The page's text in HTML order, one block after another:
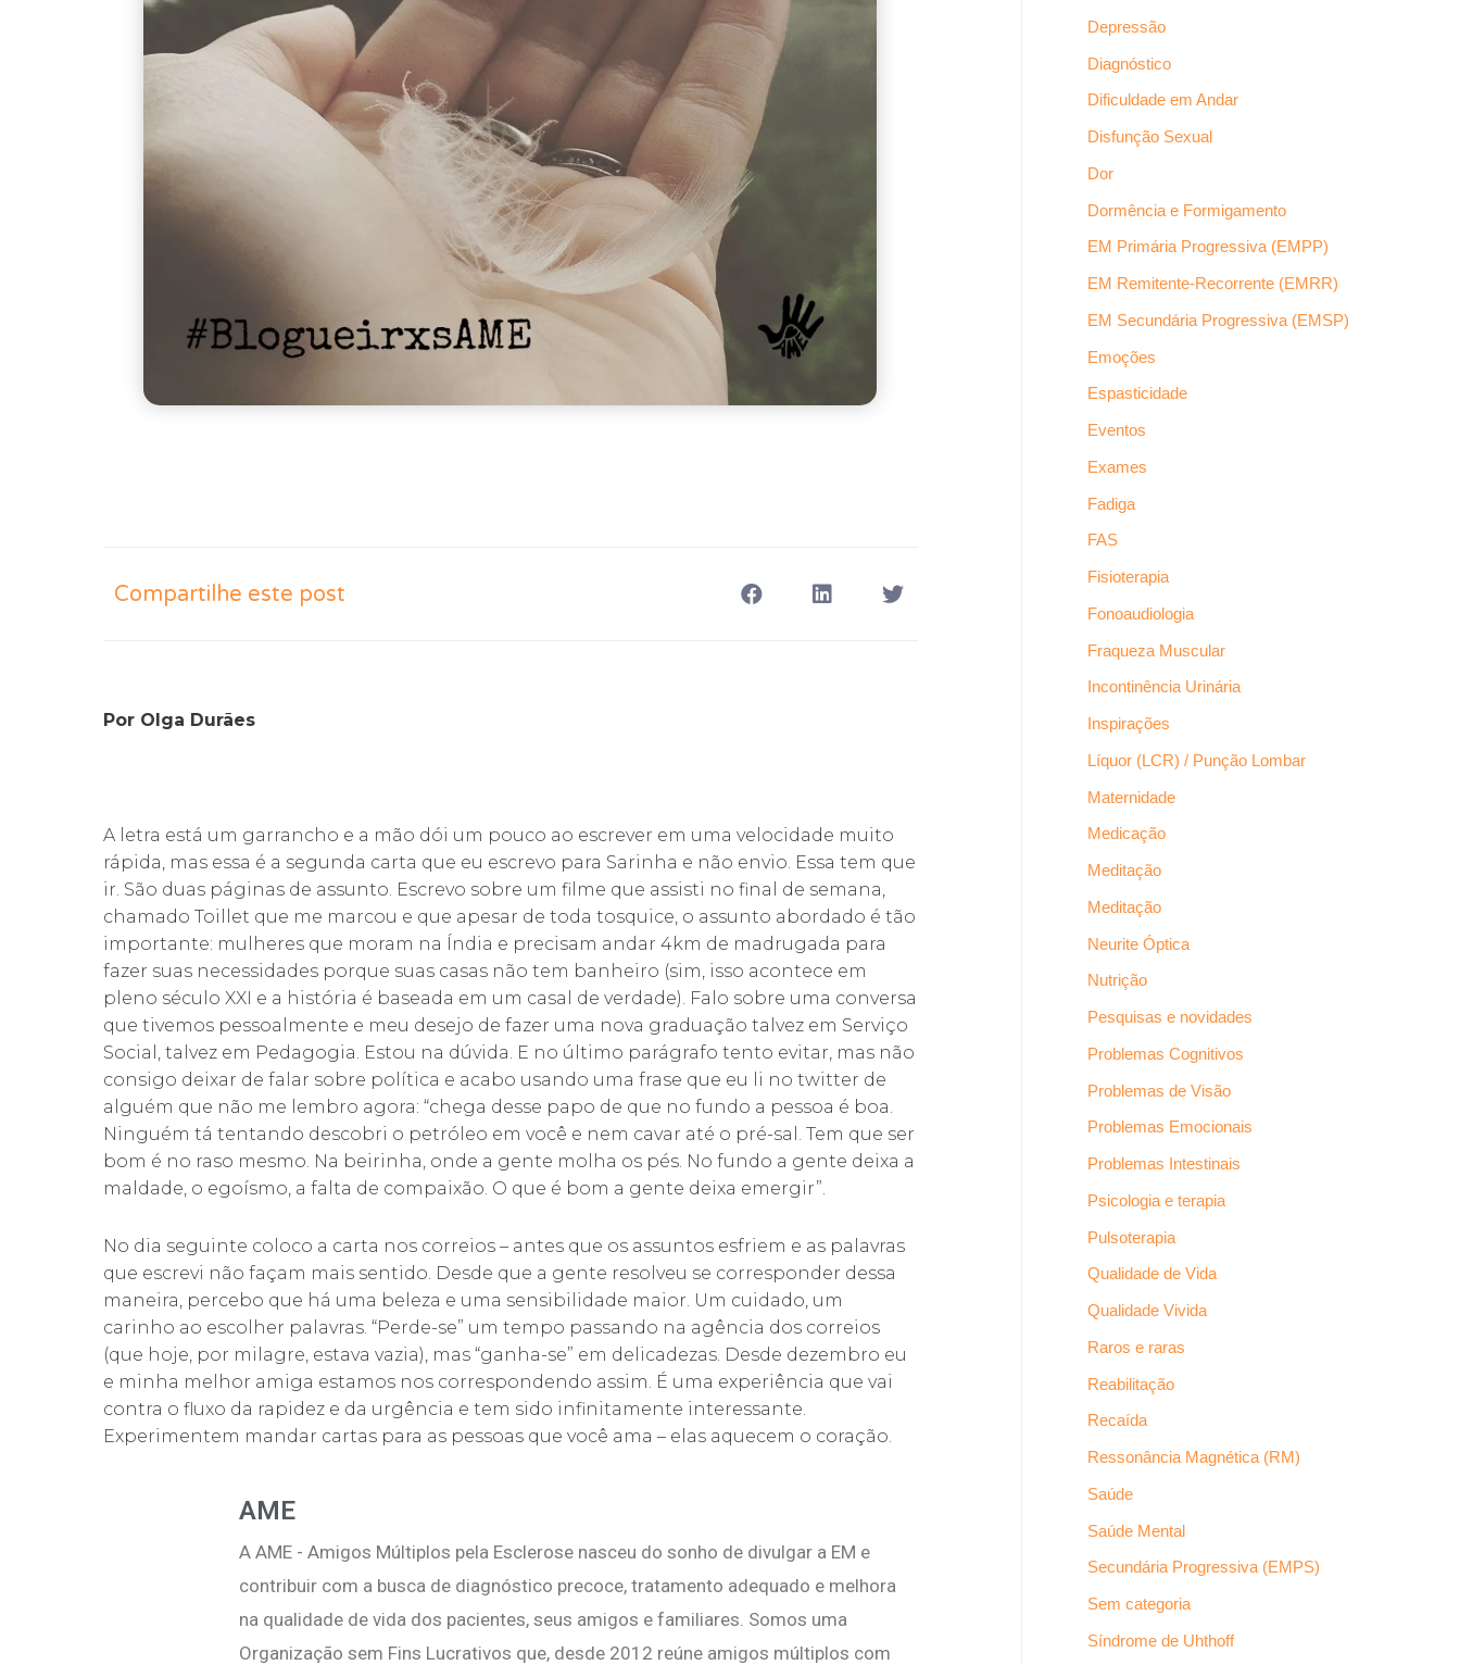
Compartilhe este post
Por Olga Durães
A letra está um garrancho e a mão dói um pouco ao escrever em uma velocidade muito
rápida, mas essa é a segunda carta que eu escrevo para Sarinha e não envio. Essa tem que
ir. São duas páginas de assunto. Escrevo sobre um filme que assisti no final de semana,
chamado Toillet que me marcou e que apesar de toda tosquice, o assunto abordado é tão
importante: mulheres que moram na Índia e precisam andar 4km de madrugada para
fazer suas necessidades porque suas casas não tem banheiro (sim, isso acontece em
pleno século XXI e a história é baseada em um casal de verdade). Falo sobre uma conversa
que tivemos pessoalmente e meu desejo de fazer uma nova graduação talvez em Serviço
Social, talvez em Pedagogia. Estou na dúvida. E no último parágrafo tento evitar, mas não
consigo deixar de falar sobre política e acabo usando uma frase que eu li no twitter de
alguém que não me lembro agora: “chega desse papo de que no fundo a pessoa é boa.
Ninguém tá tentando descobri o petróleo em você e nem cavar até o pré-sal. Tem que ser
bom é no raso mesmo. Na beirinha, onde a gente molha os pés. No fundo a gente deixa a
maldade, o egoísmo, a falta de compaixão. O que é bom a gente deixa emergir”.
No dia seguinte coloco a carta nos correios – antes que os assuntos esfriem e as palavras
que escrevi não façam mais sentido. Desde que a gente resolveu se corresponder dessa
maneira, percebo que há uma beleza e uma sensibilidade maior. Um cuidado, um
carinho ao escolher palavras. “Perde-se” um tempo passando na agência dos correios
(que hoje, por milagre, estava vazia), mas “ganha-se” em delicadezas. Desde dezembro eu
e minha melhor amiga estamos nos correspondendo assim. É uma experiência que vai
contra o fluxo da rapidez e da urgência e tem sido infinitamente interessante.
Experimentem mandar cartas para as pessoas que você ama – elas aquecem o coração.
AME
A AME - Amigos Múltiplos pela Esclerose nasceu do sonho de divulgar a EM e
contribuir com a busca de diagnóstico precoce, tratamento adequado e melhora
na qualidade de vida dos pacientes, seus amigos e familiares. Somos uma
Organização sem Fins Lucrativos que, desde 2012 reúne amigos múltiplos com
Depressão
Diagnóstico
Dificuldade em Andar
Disfunção Sexual
Dor
Dormência e Formigamento
EM Primária Progressiva (EMPP)
EM Remitente-Recorrente (EMRR)
EM Secundária Progressiva (EMSP)
Emoções
Espasticidade
Eventos
Exames
Fadiga
FAS
Fisioterapia
Fonoaudiologia
Fraqueza Muscular
Incontinência Urinária
Inspirações
Líquor (LCR) / Punção Lombar
Maternidade
Medicação
Meditação
Meditação
Neurite Óptica
Nutrição
Pesquisas e novidades
Problemas Cognitivos
Problemas de Visão
Problemas Emocionais
Problemas Intestinais
Psicologia e terapia
Pulsoterapia
Qualidade de Vida
Qualidade Vivida
Raros e raras
Reabilitação
Recaída
Ressonância Magnética (RM)
Saúde
Saúde Mental
Secundária Progressiva (EMPS)
Sem categoria
Síndrome de Uhthoff